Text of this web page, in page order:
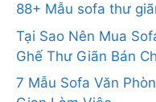
88+ Mẫu sofa thư
Tại Sao Nên Mua
Ghế Thư Giãn Bán
7 Mẫu Sofa Văn